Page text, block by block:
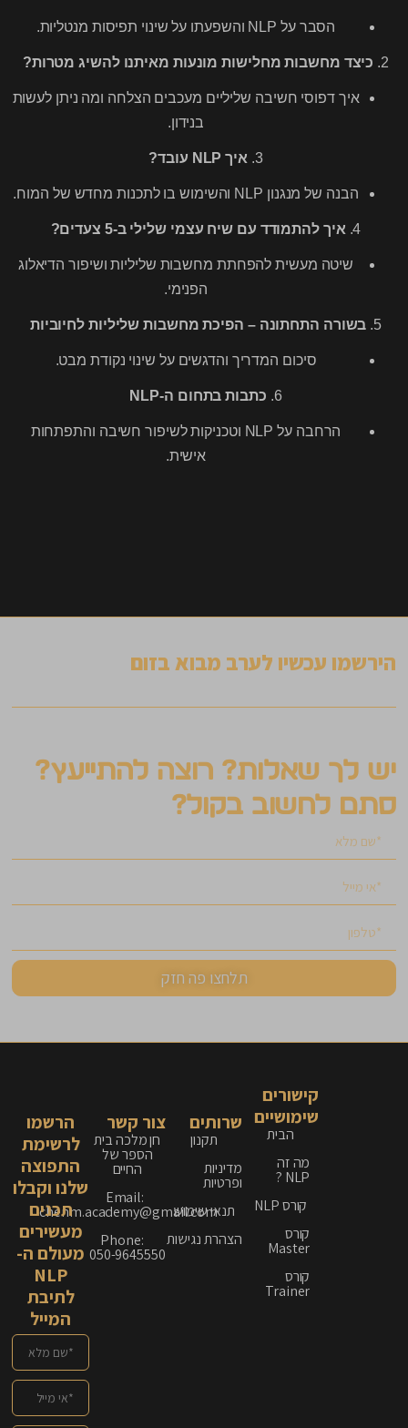
הסבר על NLP והשפעתו על שינוי תפיסות מנטליות.
2. כיצד מחשבות מחלישות מונעות מאיתנו להשיג מטרות?
איך דפוסי חשיבה שליליים מעכבים הצלחה ומה ניתן לעשות
בנידון.
3. איך NLP עובד?
הבנה של מנגנון NLP והשימוש בו לתכנות מחדש של המוח.
4. איך להתמודד עם שיח עצמי שלילי ב-5 צעדים?
שיטה מעשית להפחתת מחשבות שליליות ושיפור הדיאלוג
הפנימי.
5. בשורה התחתונה – הפיכת מחשבות שליליות לחיוביות
סיכום המדריך והדגשים על שינוי נקודת מבט.
6. כתבות בתחום ה-NLP
הרחבה על NLP וטכניקות לשיפור חשיבה והתפתחות
אישית.
הירשמו עכשיו לערב מבוא בזום
יש לך שאלות? רוצה להתייעץ?
סתם לחשוב בקול?
תלחצו פה חזק
קישורים
שימושיים
הבית
מה זה
NLP ?
קורס NLP
קורס
Master
קורס
Trainer
שרותים
תקנון
מדיניות
ופרטיות
תנאי שימוש
הצהרת נגישות
צור קשר
חן מלכה בית
הספר של
החיים
Email:
chenm.academy@gmail.com
Phone:
050-9645550
הרשמו
לרשימת
התפוצה
שלנו וקבלו
תכנים
מעשירים
מעולם ה-
NLP
לתיבת
המייל